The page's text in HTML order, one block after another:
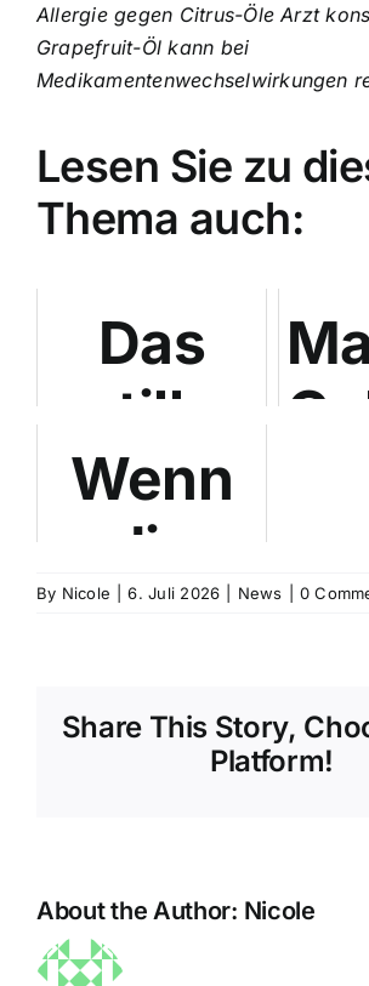
Allergie gegen Citrus-Öle Arzt
Grapefruit-Öl kann bei
Medikamentenwechselwirkungen
Lesen Sie zu
Thema auch:
Das
stille
Mineral:
Wie
– Die
klassische
Wenn
die
Zyklus
Iranische
Studie
By Nicole 6. Juli 2026 News 0
Share This Story,
Platform!
About the Author: Nicole